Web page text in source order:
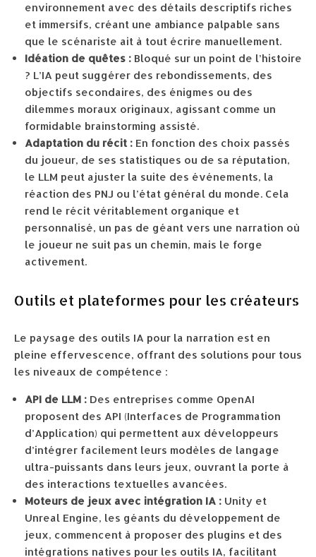
environnement avec des détails descriptifs riches
et immersifs, créant une ambiance palpable sans
que le scénariste ait à tout écrire manuellement.
Idéation de quêtes : Bloqué sur un point de l’histoire
? L’IA peut suggérer des rebondissements, des
objectifs secondaires, des énigmes ou des
dilemmes moraux originaux, agissant comme un
formidable brainstorming assisté.
Adaptation du récit : En fonction des choix passés
du joueur, de ses statistiques ou de sa réputation,
le LLM peut ajuster la suite des événements, la
réaction des PNJ ou l’état général du monde. Cela
rend le récit véritablement organique et
personnalisé, un pas de géant vers une narration où
le joueur ne suit pas un chemin, mais le forge
activement.
Outils et plateformes pour les créateurs
Le paysage des outils IA pour la narration est en
pleine effervescence, offrant des solutions pour tous
les niveaux de compétence :
API de LLM : Des entreprises comme OpenAI
proposent des API (Interfaces de Programmation
d’Application) qui permettent aux développeurs
d’intégrer facilement leurs modèles de langage
ultra-puissants dans leurs jeux, ouvrant la porte à
des interactions textuelles avancées.
Moteurs de jeux avec intégration IA : Unity et
Unreal Engine, les géants du développement de
jeux, commencent à proposer des plugins et des
intégrations natives pour les outils IA, facilitant